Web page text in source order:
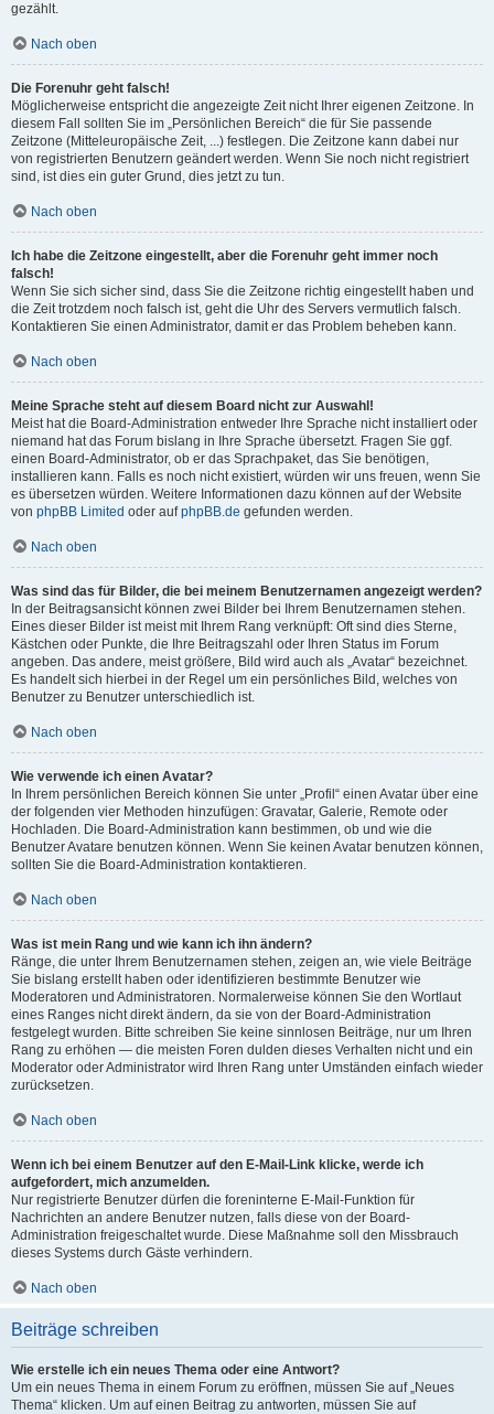
gezählt.
Nach oben
Die Forenuhr geht falsch!
Möglicherweise entspricht die angezeigte Zeit nicht Ihrer eigenen Zeitzone. In
diesem Fall sollten Sie im „Persönlichen Bereich“ die für Sie passende
Zeitzone (Mitteleuropäische Zeit, ...) festlegen. Die Zeitzone kann dabei nur
von registrierten Benutzern geändert werden. Wenn Sie noch nicht registriert
sind, ist dies ein guter Grund, dies jetzt zu tun.
Nach oben
Ich habe die Zeitzone eingestellt, aber die Forenuhr geht immer noch
falsch!
Wenn Sie sich sicher sind, dass Sie die Zeitzone richtig eingestellt haben und
die Zeit trotzdem noch falsch ist, geht die Uhr des Servers vermutlich falsch.
Kontaktieren Sie einen Administrator, damit er das Problem beheben kann.
Nach oben
Meine Sprache steht auf diesem Board nicht zur Auswahl!
Meist hat die Board-Administration entweder Ihre Sprache nicht installiert oder
niemand hat das Forum bislang in Ihre Sprache übersetzt. Fragen Sie ggf.
einen Board-Administrator, ob er das Sprachpaket, das Sie benötigen,
installieren kann. Falls es noch nicht existiert, würden wir uns freuen, wenn Sie
es übersetzen würden. Weitere Informationen dazu können auf der Website
von phpBB Limited oder aufphpBB.de gefunden werden.
Nach oben
Was sind das für Bilder, die bei meinem Benutzernamen angezeigt werden?
In der Beitragsansicht können zwei Bilder bei Ihrem Benutzernamen stehen.
Eines dieser Bilder ist meist mit Ihrem Rang verknüpft: Oft sind dies Sterne,
Kästchen oder Punkte, die Ihre Beitragszahl oder Ihren Status im Forum
angeben. Das andere, meist größere, Bild wird auch als „Avatar“ bezeichnet.
Es handelt sich hierbei in der Regel um ein persönliches Bild, welches von
Benutzer zu Benutzer unterschiedlich ist.
Nach oben
Wie verwende ich einen Avatar?
In Ihrem persönlichen Bereich können Sie unter „Profil“ einen Avatar über eine
der folgenden vier Methoden hinzufügen: Gravatar, Galerie, Remote oder
Hochladen. Die Board-Administration kann bestimmen, ob und wie die
Benutzer Avatare benutzen können. Wenn Sie keinen Avatar benutzen können,
sollten Sie die Board-Administration kontaktieren.
Nach oben
Was ist mein Rang und wie kann ich ihn ändern?
Ränge, die unter Ihrem Benutzernamen stehen, zeigen an, wie viele Beiträge
Sie bislang erstellt haben oder identifizieren bestimmte Benutzer wie
Moderatoren und Administratoren. Normalerweise können Sie den Wortlaut
eines Ranges nicht direkt ändern, da sie von der Board-Administration
festgelegt wurden. Bitte schreiben Sie keine sinnlosen Beiträge, nur um Ihren
Rang zu erhöhen — die meisten Foren dulden dieses Verhalten nicht und ein
Moderator oder Administrator wird Ihren Rang unter Umständen einfach wieder
zurücksetzen.
Nach oben
Wenn ich bei einem Benutzer auf den E-Mail-Link klicke, werde ich
aufgefordert, mich anzumelden.
Nur registrierte Benutzer dürfen die foreninterne E-Mail-Funktion für
Nachrichten an andere Benutzer nutzen, falls diese von der Board-
Administration freigeschaltet wurde. Diese Maßnahme soll den Missbrauch
dieses Systems durch Gäste verhindern.
Nach oben
Beiträge schreiben
Wie erstelle ich ein neues Thema oder eine Antwort?
Um ein neues Thema in einem Forum zu eröffnen, müssen Sie auf „Neues
Thema“ klicken. Um auf einen Beitrag zu antworten, müssen Sie auf